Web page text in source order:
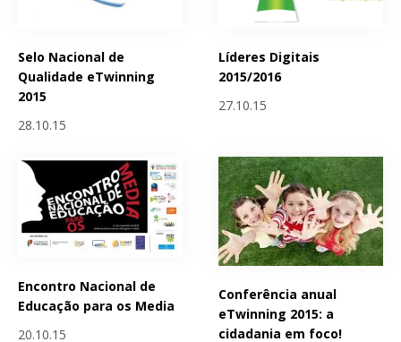
Selo Nacional de
Qualidade eTwinning
2015
28.10.15
Líderes Digitais
2015/2016
27.10.15
Encontro Nacional de
Educação para os Media
20.10.15
Conferência anual
eTwinning 2015: a
cidadania em foco!